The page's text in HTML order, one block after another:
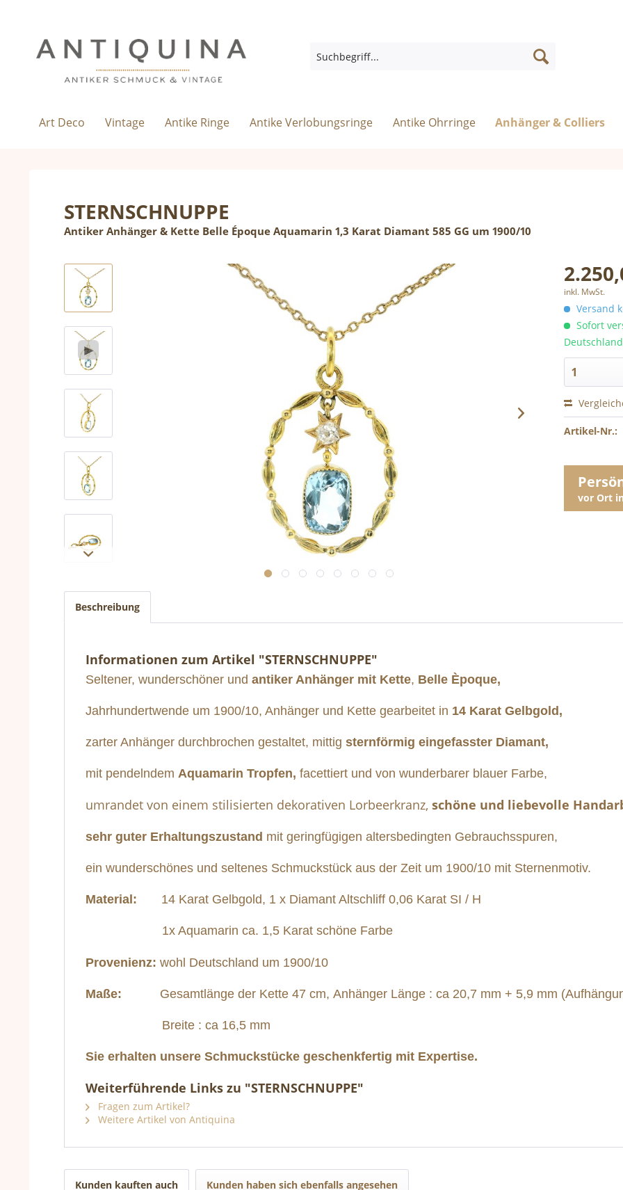
Art Deco Vintage Antike Ringe Antike Verlobungsringe Antike Ohrringe Anhänger & Colliers
STERNSCHNUPPE
Antiker Anhänger & Kette Belle Époque Aquamarin 1,3 Karat Diamant 585 GG um 1900/10
inkl. MwSt.
Versand
Sofort
Artikel-Nr.:
vor Ort
Beschreibung
Informationen zum Artikel "STERNSCHNUPPE"
Seltener, wunderschöner und antiker Anhänger mit Kette, Belle Èpoque,
Jahrhundertwende um 1900/10, Anhänger und Kette gearbeitet in 14 Karat Gelbgold,
zarter Anhänger durchbrochen gestaltet, mittig sternförmig eingefasster Diamant,
mit pendelndem Aquamarin Tropfen, facettiert und von wunderbarer blauer Farbe,
umrandet von einem stilisierten dekorativen Lorbeerkranz, schöne und liebevolle
sehr guter Erhaltungszustand mit geringfügigen altersbedingten Gebrauchsspuren,
ein wunderschönes und seltenes Schmuckstück aus der Zeit um 1900/10 mit Sternenmotiv.
Material: 14 Karat Gelbgold, 1 x Diamant Altschliff 0,06 Karat SI / H
1x Aquamarin ca. 1,5 Karat schöne Farbe
Provenienz: wohl Deutschland um 1900/10
Maße: Gesamtlänge der Kette 47 cm, Anhänger Länge : ca 20,7 mm + 5,9 mm
Breite : ca 16,5 mm
Sie erhalten unsere Schmuckstücke geschenkfertig mit Expertise.
Weiterführende Links zu "STERNSCHNUPPE"
Fragen zum Artikel?
Weitere Artikel von Antiquina
Kunden kauften auch Kunden haben sich ebenfalls angesehen